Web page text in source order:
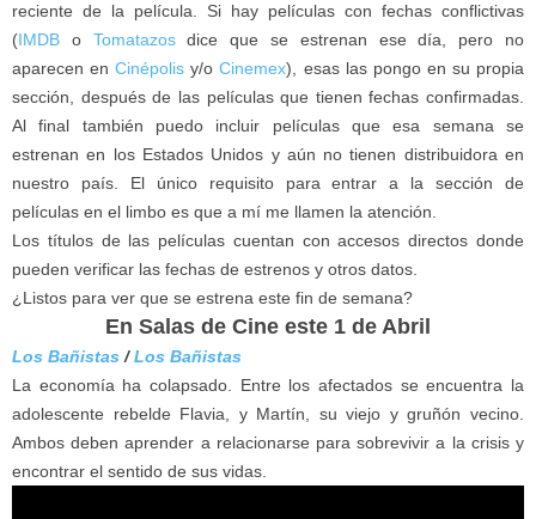
reciente de la película. Si hay películas con fechas conflictivas
(IMDB o Tomatazosdice que se estrenan ese día, pero no
aparecen enCinépolis y/oCinemex), esas las pongo en su propia
sección, después de las películas que tienen fechas confirmadas.
Al final también puedo incluir películas que esa semana se
estrenan en los Estados Unidos y aún no tienen distribuidora en
nuestro país. El único requisito para entrar a la sección de
películas en el limbo es que a mí me llamen la atención.
Los títulos de las películas cuentan con accesos directos donde
pueden verificar las fechas de estrenos y otros datos.
¿Listos para ver que se estrena este fin de semana?
En Salas de Cine este 1 de Abril
Los Bañistas /Los Bañistas
La economía ha colapsado. Entre los afectados se encuentra la
adolescente rebelde Flavia, y Martín, su viejo y gruñón vecino.
Ambos deben aprender a relacionarse para sobrevivir a la crisis y
encontrar el sentido de sus vidas.